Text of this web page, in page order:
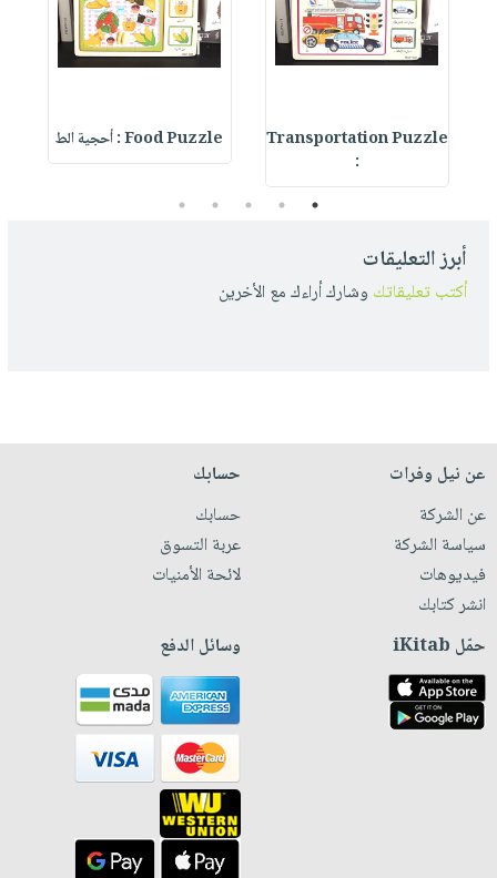
Transportation Puzzle
:
Food Puzzle : أحجية الط
1
2
3
4
5
أبرز التعليقات
أكتب تعليقاتك وشارك أراءك مع الأخرين
عن نيل وفرات
عن الشركة
سياسة الشركة
فيديوهات
انشر كتابك
حسابك
حسابك
عربة التسوق
لائحة الأمنيات
حمّل iKitab وسائل الدفع